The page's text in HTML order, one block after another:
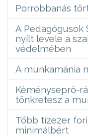
Porrobbanás
A Pedagógusok
nyílt levele a
védelmében
A munkamánia
Kéményseprő-
tönkretesz a
Több tízezer
minimálbért